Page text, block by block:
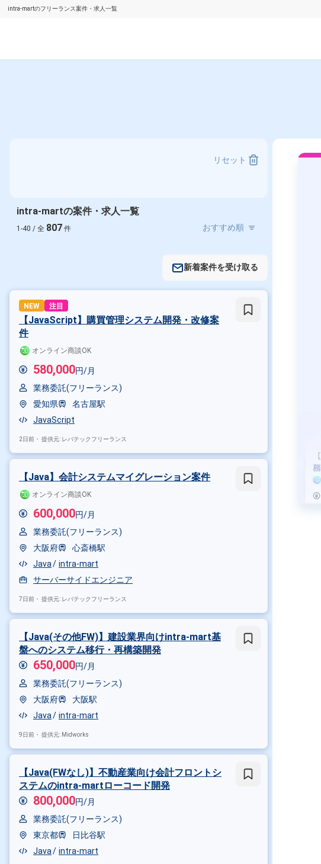
intra-martのフリーランス案件・求人一覧
リセット
intra-martの案件・求人一覧
1-40 / 全 807 件
新着案件を受け取る
NEW 注目
【JavaScript】購買管理システム開発・改修案
件
オンライン商談OK
580,000円/月
業務委託(フリーランス)
愛知県
名古屋駅
JavaScript
2日前・ 提供元: レバテックフリーランス
【Java】会計システムマイグレーション案件
オンライン商談OK
600,000円/月
業務委託(フリーランス)
大阪府
心斎橋駅
Java
intra-mart
サーバーサイドエンジニア
7日前・ 提供元: レバテックフリーランス
【Java(その他FW)】建設業界向けintra-mart基
盤へのシステム移行・再構築開発
650,000円/月
業務委託(フリーランス)
大阪府
大阪駅
Java
intra-mart
9日前・ 提供元: Midworks
【Java(FWなし)】不動産業向け会計フロントシ
ステムのintra-martローコード開発
800,000円/月
業務委託(フリーランス)
東京都
日比谷駅
Java
intra-mart